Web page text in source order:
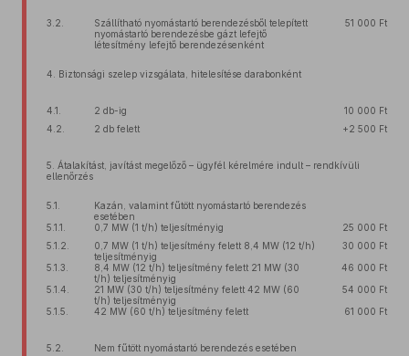
3.2.
Szállítható nyomástartó berendezésből telepített
nyomástartó berendezésbe gázt lefejtő
létesítmény lefejtő berendezésenként
51 000 Ft
4. Biztonsági szelep vizsgálata, hitelesítése darabonként
4.1. 2 db-ig
10 000 Ft
4.2.
2 db felett +2 500 Ft
5. Átalakítást, javítást megelőző – ügyfél kérelmére indult – rendkívüli
ellenőrzés
5.1.
Kazán, valamint fűtött nyomástartó berendezés
esetében
5.1.1.
0,7 MW (1 t/h) teljesítményig
25 000 Ft
5.1.2.
0,7 MW (1 t/h) teljesítmény felett 8,4 MW (12 t/h)
teljesítményig
30 000 Ft
5.1.3.
8,4 MW (12 t/h) teljesítmény felett 21 MW (30
t/h) teljesítményig
46 000 Ft
5.1.4.
21 MW (30 t/h) teljesítmény felett 42 MW (60
t/h) teljesítményig
54 000 Ft
5.1.5.
42 MW (60 t/h) teljesítmény felett 61 000 Ft
5.2.
Nem fűtött nyomástartó berendezés esetében